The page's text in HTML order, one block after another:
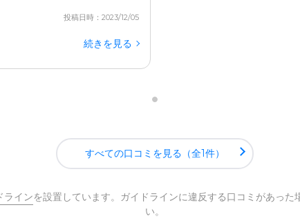
投稿日時：2023/12/05
続きを見る
すべての口コミを見る（全1件）
ラインを設置しています。ガイドラインに違反する口コミがあった
い。